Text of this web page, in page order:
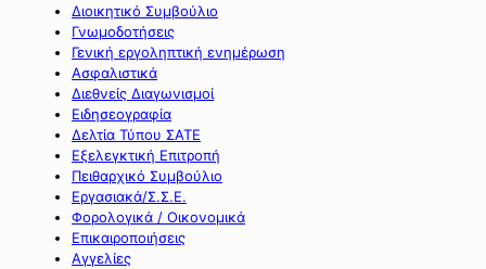
Διοικητικό Συμβούλιο
Γνωμοδοτήσεις
Γενική εργοληπτική ενημέρωση
Ασφαλιστικά
Διεθνείς Διαγωνισμοί
Ειδησεογραφία
Δελτία Τύπου ΣΑΤΕ
Εξελεγκτική Επιτροπή
Πειθαρχικό Συμβούλιο
Εργασιακά/Σ.Σ.Ε.
Φορολογικά / Οικονομικά
Επικαιροποιήσεις
Αγγελίες